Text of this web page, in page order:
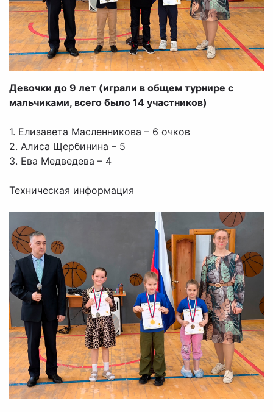
Девочки до 9 лет (играли в общем турнире с
мальчиками, всего было 14 участников)
1. Елизавета Масленникова – 6 очков
2. Алиса Щербинина – 5
3. Ева Медведева – 4
Техническая информация